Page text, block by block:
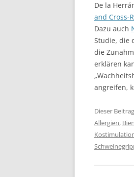
De la
and Cross-
Dazu auch
Studie, die
die
erklären
angreifen,
Dieser
Allergien,